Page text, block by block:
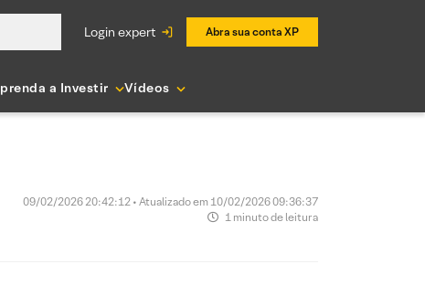
login expert Abra sua conta XP
a Investir Vídeos
09/02/2026 20:42:12 • Atualizado em 10/02/2026 09:36:37
1 minuto de leitura